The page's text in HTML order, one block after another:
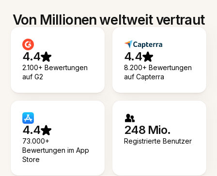
Von Millionen weltweit vertraut
4.4
2.100+ Bewertungen
auf G2
4.4
8.200+ Bewertungen
auf Capterra
4.4
73.000+
Bewertungen im App
Store
248 Mio.
Registrierte Benutzer